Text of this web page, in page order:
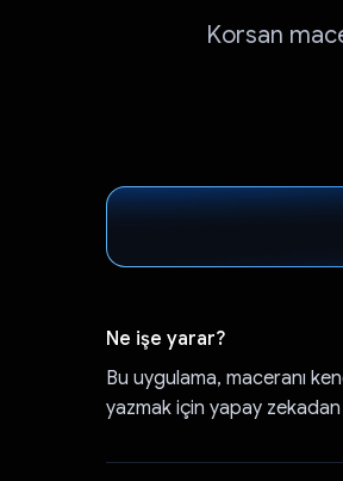
Korsan
Ne işe yarar?
Bu uygulama, maceranı
yazmak için yapay zekadan